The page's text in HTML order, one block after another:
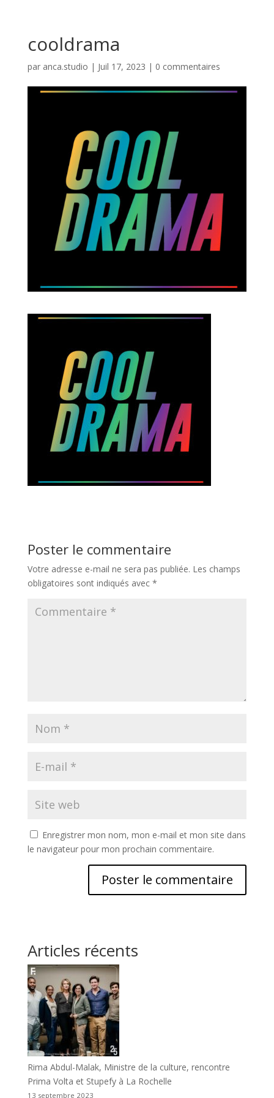
cooldrama
par anca.studio | Juil 17, 2023 | 0 commentaires
Poster le commentaire
Votre adresse e-mail ne sera pas publiée. Les champs
obligatoires sont indiqués avec *
Enregistrer mon nom, mon e-mail et mon site dans
le navigateur pour mon prochain commentaire.
Articles récents
Rima Abdul-Malak, Ministre de la culture, rencontre
Prima Volta et Stupefy à La Rochelle
13 septembre 2023